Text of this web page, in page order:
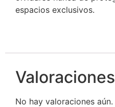
espacios exclusivos.
Valoraciones
No hay valoraciones aún.